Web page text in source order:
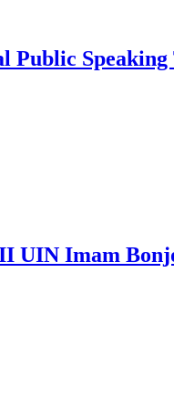
Public
UIN Imam